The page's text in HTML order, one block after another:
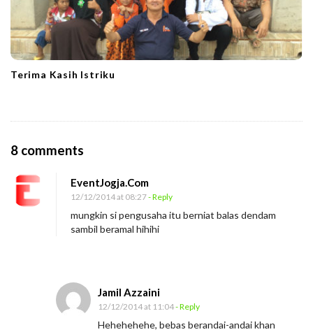
Terima Kasih Istriku
8 comments
B
l
e
EventJogja.Com
12/12/2014 at 08:27- Reply
mungkin si pengusaha itu berniat balas dendam
sambil beramal hihihi
Jamil Azzaini
12/12/2014 at 11:04- Reply
Hehehehehe, bebas berandai-andai khan